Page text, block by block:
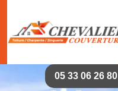
05 33 06 26 80